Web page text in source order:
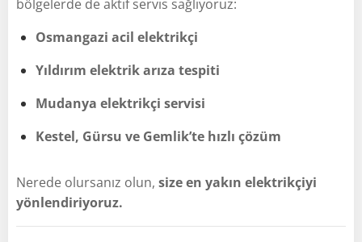
bölgelerde de aktif servis sağlıyoruz:
Osmangazi acil elektrikçi
Yıldırım elektrik arıza tespiti
Mudanya elektrikçi servisi
Kestel, Gürsu ve Gemlik’te hızlı çözüm
Nerede olursanız olun, size en yakın elektrikçiyi
yönlendiriyoruz.